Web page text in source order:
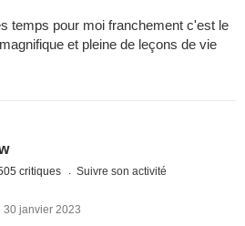
temps pour moi franchement c'est le
et pleine de leçons de vie
critiques Suivre son activité
30 janvier 2023